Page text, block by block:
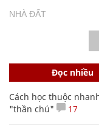
NHÀ ĐẤT
Đọc nhiều
Cách học thuộc
"thần chú"
17